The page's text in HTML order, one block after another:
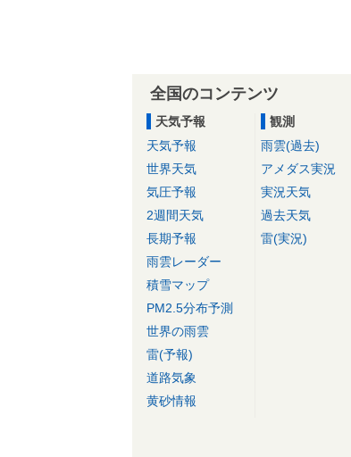
全国のコンテンツ
天気予報
天気予報
世界天気
気圧予報
2週間天気
長期予報
雨雲レーダー
積雪マップ
PM2.5分布予測
世界の雨雲
雷(予報)
道路気象
黄砂情報
観測
雨雲(過去)
アメダス実況
実況天気
過去天気
雷(実況)